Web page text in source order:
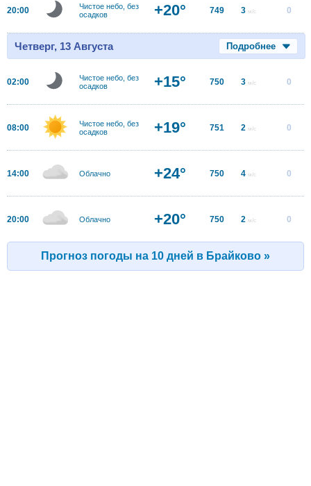
20:00
Чистое небо, без
осадков
+20° 749 3 м/с 0
Четверг, 13 Августа Подробнее
02:00
Чистое небо, без
осадков
+15° 750 3 м/с 0
08:00
Чистое небо, без
осадков
+19° 751 2 м/с 0
14:00 Облачно +24° 750 4 м/с 0
20:00 Облачно +20° 750 2 м/с 0
Прогноз погоды на 10 дней в Брайково »